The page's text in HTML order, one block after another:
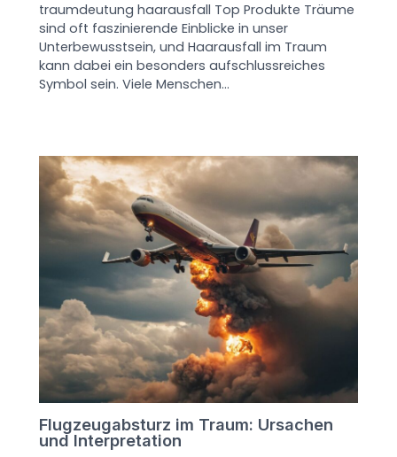
traumdeutung haarausfall Top Produkte Träume
sind oft faszinierende Einblicke in unser
Unterbewusstsein, und Haarausfall im Traum
kann dabei ein besonders aufschlussreiches
Symbol sein. Viele Menschen…
Flugzeugabsturz im Traum: Ursachen
und Interpretation